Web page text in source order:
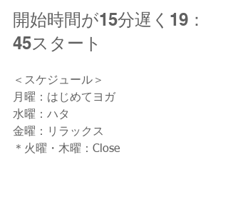
開始時間が15分遅く19：
45スタート
＜スケジュール＞
月曜：はじめてヨガ
水曜：ハタ
金曜：リラックス
＊火曜・木曜：Close